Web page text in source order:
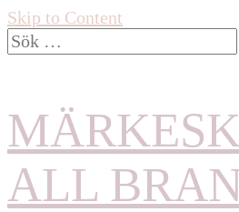
Skip to Content
Sök
efter:
ALL